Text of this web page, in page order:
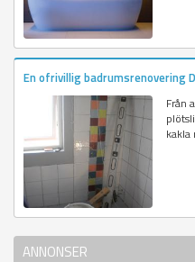
En ofrivillig badrumsrenovering
Från
kakla
ANNONSER